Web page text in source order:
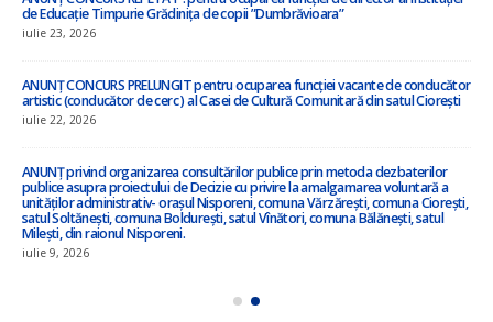
”Cu privire la amalgamarea voluntară a orașului Nisporeni, comuna Vărzărești,
comuna Ciorești, satul Soltănești, comuna Boldurești, satul Vînători, comuna
Anunț privind inițierea elaborării proiectului de decizie privind amalgamarea
ANUNȚ – în atenția locuitorilor satului Ciorești ! !!!
iunie 23, 2026